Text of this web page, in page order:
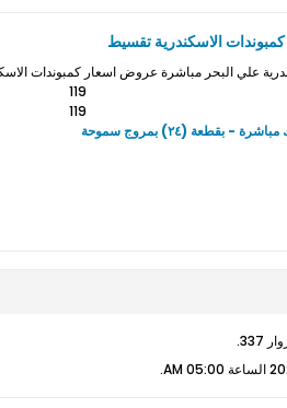
الاسكندرية تقسيط
علي البحر مباشرة عروض اسعار كمبوندات
119
119
05:00 AM
.